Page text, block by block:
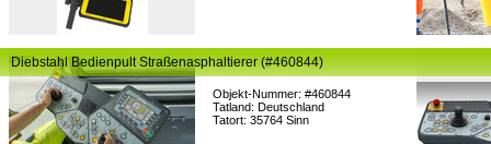
Objekt-Nummer: #460844
Tatland: Deutschland
Tatort: 35764 Sinn
Diebstahl Bedienpult Straßenasphaltierer (#460844)